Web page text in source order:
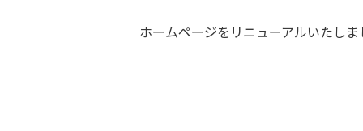
ホームページをリニューアルいたし